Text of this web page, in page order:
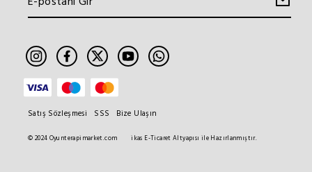
© 2024 Oyunterapimarket.com ikas E-Ticaret Altyapısı ile Hazırlanmıştır.
Satış Sözleşmesi SSS Bize Ulaşın